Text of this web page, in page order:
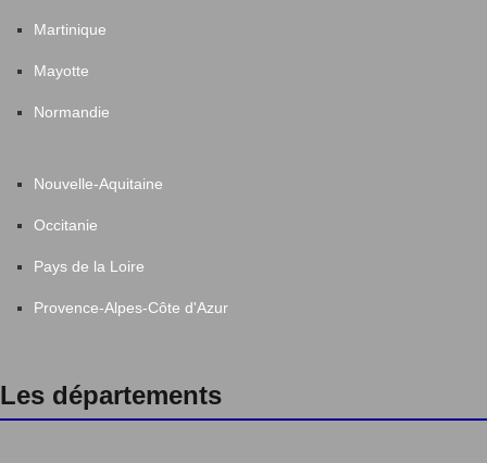
Martinique
Mayotte
Normandie
Nouvelle-Aquitaine
Occitanie
Pays de la Loire
Provence-Alpes-Côte d'Azur
Les départements